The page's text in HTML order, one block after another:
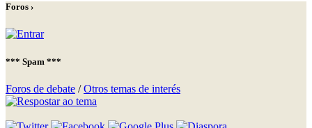
Foros ›
*** Spam ***
Foros de debate /Otros temas de interés